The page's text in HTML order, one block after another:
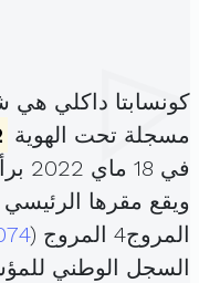
كونسابتا داكلي هي
مسجلة تحت الهوية
في 18 ماي 2022 برأس مال قدره
المروج4 المروج (
السجل الوطني